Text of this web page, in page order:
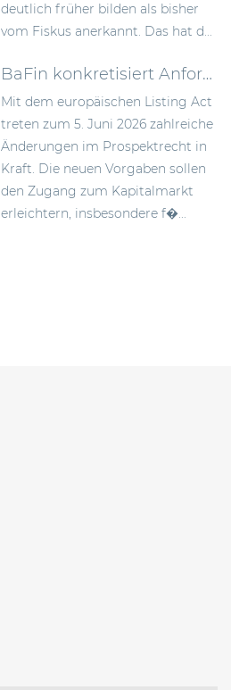
deutlich früher bilden als bisher
vom Fiskus anerkannt. Das hat d...
BaFin konkretisiert Anforderungen an Wertpapierprospekte im Zuge des Listing Act
Mit dem europäischen Listing Act
treten zum 5. Juni 2026 zahlreiche
Änderungen im Prospektrecht in
Kraft. Die neuen Vorgaben sollen
den Zugang zum Kapitalmarkt
erleichtern, insbesondere f�...